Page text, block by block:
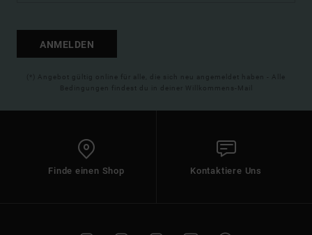
ANMELDEN
(*) Angebot gültig online für alle, die sich neu angemeldet haben - Alle
Bedingungen findest du in deiner Willkommens-Mail
Finde einen Shop Kontaktiere Uns